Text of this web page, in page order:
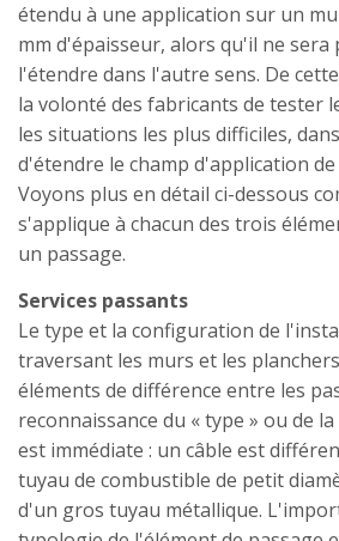
étendu à une application sur un
mm d'épaisseur, alors qu'il ne sera
l'étendre dans l'autre sens. De
la volonté des fabricants de tester
les situations les plus difficiles,
d'étendre le champ d'application
Voyons plus en détail ci-dessous
s'applique à chacun des trois
un passage.
Services passants
Le type et la configuration de
traversant les murs et les
éléments de différence entre les
reconnaissance du « type » ou de
est immédiate : un câble est
tuyau de combustible de petit
d'un gros tuyau métallique.